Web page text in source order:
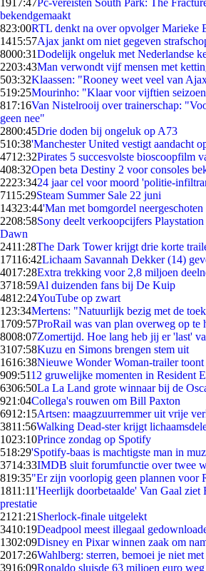
1917:47Pc-vereisten South Park: The
bekendgemaakt
823:00RTL denkt na over opvolger Marieke
1415:57Ajax jankt om niet gegeven
8000:31Dodelijk ongeluk met Nederlandse
2203:43Man verwondt vijf mensen met
503:32Klaassen: "Rooney weet veel van
519:25Mourinho: "Klaar voor vijftien
817:16Van Nistelrooij over trainerschap:
geen nee"
2800:45Drie doden bij ongeluk op A73
510:38'Manchester United vestigt aandacht
4712:32Pirates 5 succesvolste bioscoopfilm
408:32Open beta Destiny 2 voor consoles
2223:3424 jaar cel voor moord 'politie-
7115:29Steam Summer Sale 22 juni
14323:44'Man met bomgordel
2208:58Sony deelt verkoopcijfers
Dawn
2411:28The Dark Tower krijgt drie korte
17116:42Lichaam Savannah Dekker (14)
4017:28Extra trekking voor 2,8 miljoen
3718:59Al duizenden fans bij De Kuip
4812:24YouTube op zwart
1 23:34Mertens: "Natuurlijk bezig met de
1709:57ProRail was van plan overweg op te
8008:07Zomertijd. Hoe lang heb jij er 'last'
3107:58Kuzu en Simons brengen stem uit
1616:38Nieuwe Wonder Woman-trailer
909:5112 gruwelijke momenten in Resident
6306:50La La Land grote winnaar bij de
921:04Collega's rouwen om Bill Paxton
6912:15Artsen: maagzuurremmer uit vrije
3811:56Walking Dead-ster krijgt
1023:10Prince zondag op Spotify
518:29'Spotify-baas is machtigste man in
3714:33IMDB sluit forumfunctie over twee
819:35"Er zijn voorlopig geen plannen voor
1811:11'Heerlijk doorbetaalde' Van Gaal ziet
prestatie
21 21:21 Sherlock-finale uitgelekt
3410:19Deadpool meest illegaal
1302:09Disney en Pixar winnen zaak om
2017:26Wahlberg: sterren, bemoei je niet
3916:09Ronaldo sluisde 63 miljoen euro weg